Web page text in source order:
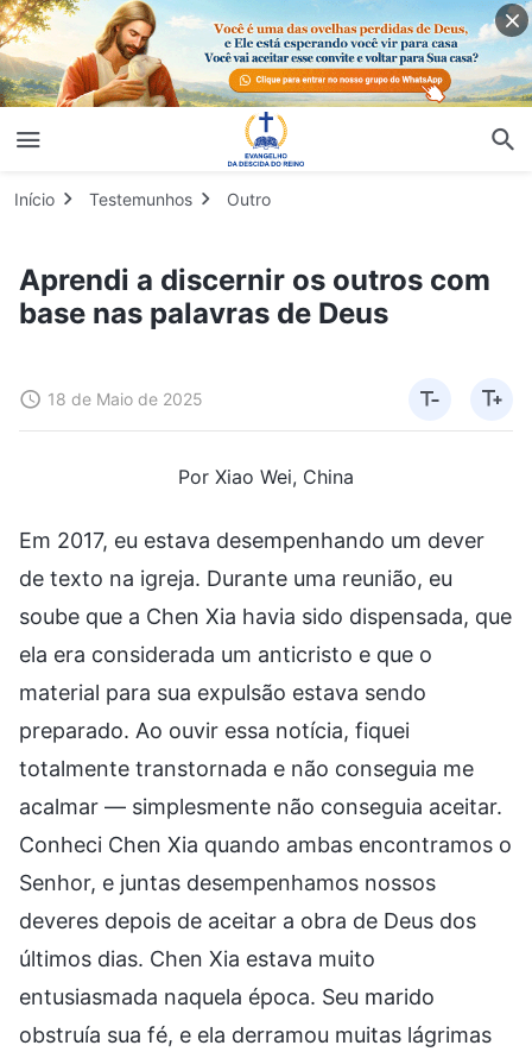
Início Testemunhos Outro
Aprendi a discernir os outros com
base nas palavras de Deus
18 de Maio de 2025
Por Xiao Wei, China
Em 2017, eu estava desempenhando um dever
de texto na igreja. Durante uma reunião, eu
soube que a Chen Xia havia sido dispensada, que
ela era considerada um anticristo e que o
material para sua expulsão estava sendo
preparado. Ao ouvir essa notícia, fiquei
totalmente transtornada e não conseguia me
acalmar — simplesmente não conseguia aceitar.
Conheci Chen Xia quando ambas encontramos o
Senhor, e juntas desempenhamos nossos
deveres depois de aceitar a obra de Deus dos
últimos dias. Chen Xia estava muito
entusiasmada naquela época. Seu marido
obstruía sua fé, e ela derramou muitas lágrimas